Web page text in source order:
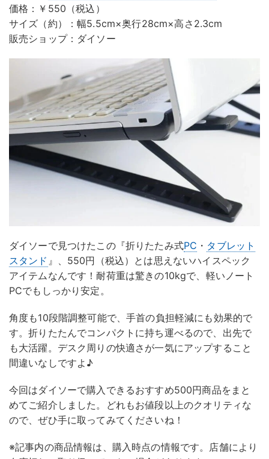
価格：￥550（税込）
サイズ（約）：幅5.5cm×奥行28cm×高さ2.3cm
販売ショップ：ダイソー
ダイソーで見つけたこの『折りたたみ式PC ・ タブレット
スタンド 』、550円（税込）とは思えないハイスペック
アイテムなんです！耐荷重は驚きの10kgで、軽いノート
PCでもしっかり安定。
角度も10段階調整可能で、手首の負担軽減にも効果的で
す。折りたたんでコンパクトに持ち運べるので、出先で
も大活躍。デスク周りの快適さが一気にアップすること
間違いなしですよ♪
今回はダイソーで購入できるおすすめ500円商品をまと
めてご紹介しました。どれもお値段以上のクオリティな
ので、ぜひ手に取ってみてくださいね！
※記事内の商品情報は、購入時点の情報です。店舗により